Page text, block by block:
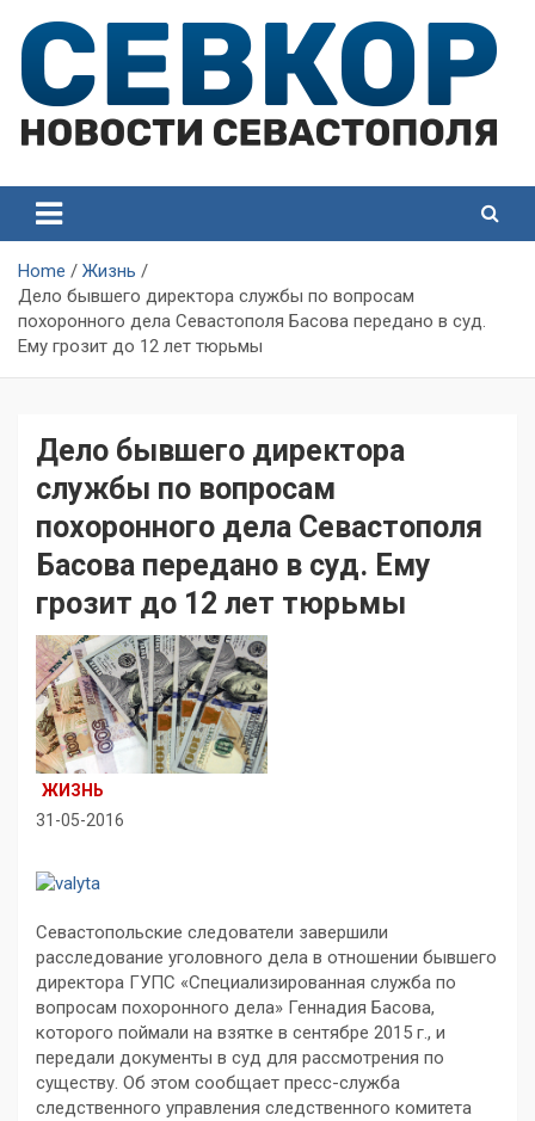
content
Севастополя
Севастополя
Home
Жизнь
Дело бывшего директора службы по вопросам
похоронного дела Севастополя Басова передано в суд.
Ему грозит до 12 лет тюрьмы
Дело бывшего директора
службы по вопросам
похоронного дела Севастополя
Басова передано в суд. Ему
грозит до 12 лет тюрьмы
ЖИЗНЬ
31-05-2016
Севастопольские следователи завершили
расследование уголовного дела в отношении бывшего
директора ГУПС «Специализированная служба по
вопросам похоронного дела» Геннадия Басова,
которого поймали на взятке в сентябре 2015 г., и
передали документы в суд для рассмотрения по
существу. Об этом сообщает пресс-служба
следственного управления следственного комитета